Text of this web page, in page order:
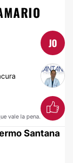
JO
vale la pena.
Santana